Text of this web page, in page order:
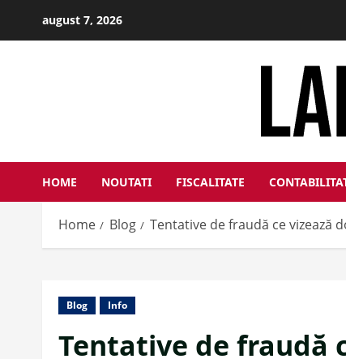
august 7, 2026
HOME NOUTATI FISCALITATE
Home Blog Tentative de fraudă ce vizează
Blog Info
Tentative de fraudă